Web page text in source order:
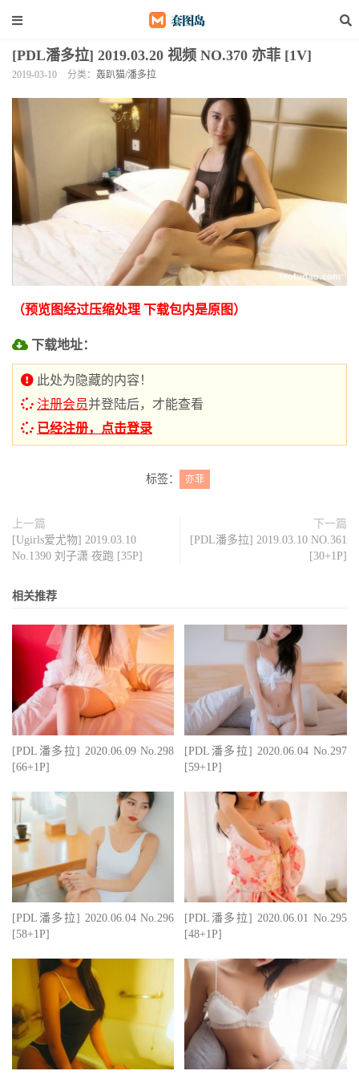
[PDL潘多拉] 2019.03.20 视频 NO.370 亦菲 [1V]
2019-03-10 分类： 轰趴猫/潘多拉
（预览图经过压缩处理 下载包内是原图）
下载地址：
此处为隐藏的内容！
注册会员并登陆后，才能查看
已经注册，点击登录
标签： 亦菲
上一篇
[Ugirls爱尤物] 2019.03.10
No.1390 刘子潇 夜跑 [35P]
下一篇
[PDL潘多拉] 2019.03.10 NO.361
[30+1P]
相关推荐
[PDL潘多拉] 2020.06.09 No.298
[66+1P]
[PDL潘多拉] 2020.06.04 No.297
[59+1P]
[PDL潘多拉] 2020.06.04 No.296
[58+1P]
[PDL潘多拉] 2020.06.01 No.295
[48+1P]